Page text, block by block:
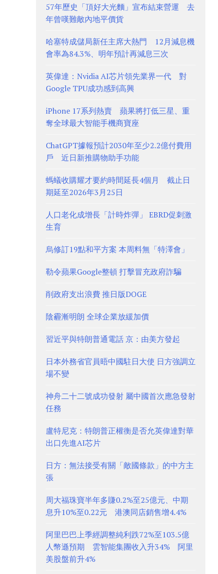
57年歷史「頂好大光麵」宣布結束營運 去
年曾嘆難敵內地平價貨
哈塞特成儲局新任主席大熱門 12月減息機
會率為84.3%、明年預計再減息三次
英偉達：Nvidia AI芯片領先業界一代 對
Google TPU成功感到高興
iPhone 17系列熱賣 蘋果將打低三星、重
奪全球最大智能手機商寶座
ChatGPT據報預計2030年至少2.2億付費用
戶 近日新推購物助手功能
螞蟻收購耀才要約時間延長4個月 截止日
期延至2026年3月25日
人口老化成增長「計時炸彈」 EBRD促刺激
生育
烏修訂19點和平方案 本周料無「特澤會」
勒令蘋果Google整頓 打擊冒充政府詐騙
削政府支出浪費 推日版DOGE
陰霾漸明朗 全球企業放緩加價
習近平與特朗普通電話 京：由美方發起
日本外務省官員晤中國駐日大使 日方強調立
場不變
神舟二十二號成功發射 屬中國首次應急發射
任務
盧特尼克：特朗普正權衡是否允英偉達對華
出口先進AI芯片
日方：無法接受有關「敵國條款」的中方主
張
周大福珠寶半年多賺0.2%至25億元、中期
息升10%至0.22元 港澳同店銷售增4.4%
阿里巴巴上季經調整純利跌72%至103.5億
人幣遜預期 雲智能集團收入升34% 阿里
美股盤前升4%